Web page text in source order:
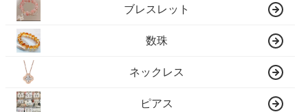
ブレスレット
数珠
ネックレス
ピアス